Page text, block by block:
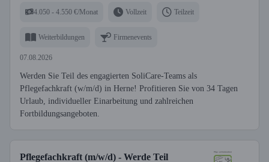
4.050 - 4.550 €/Monat Vollzeit Teilzeit
Weiterbildungen Firmenevents
07.08.2026
Werden Sie Teil des engagierten SoliCare-Teams als
Pflegefachkraft (w/m/d) in Herne! Profitieren Sie von 34 Tagen
Urlaub, individueller Einarbeitung und zahlreichen
Fortbildungsangeboten.
Pflegefachkraft (m/w/d) - Werde Teil